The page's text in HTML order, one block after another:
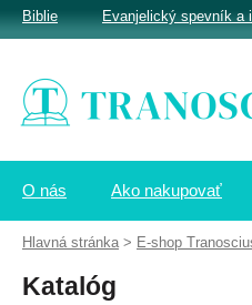
O nás Ako nakupovať
Katalóg
Biblie Evanjelický spevník a
Hlavná stránka> E-shop